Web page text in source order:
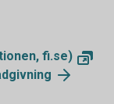
fi.se)